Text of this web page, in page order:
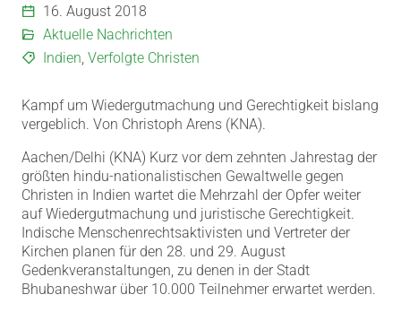
16. August 2018
Aktuelle Nachrichten
Indien Verfolgte Christen
Kampf um Wiedergutmachung und Gerechtigkeit bislang
vergeblich. Von Christoph Arens (KNA).
Aachen/Delhi (KNA) Kurz vor dem zehnten Jahrestag der
größten hindu-nationalistischen Gewaltwelle gegen
Christen in Indien wartet die Mehrzahl der Opfer weiter
auf Wiedergutmachung und juristische Gerechtigkeit.
Indische Menschenrechtsaktivisten und Vertreter der
Kirchen planen für den 28. und 29. August
Gedenkveranstaltungen, zu denen in der Stadt
Bhubaneshwar über 10.000 Teilnehmer erwartet werden.